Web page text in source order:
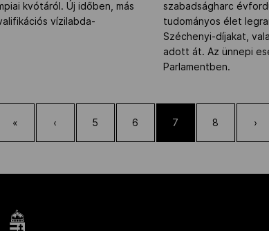
kvótáról. Új időben, más
vízilabda-
szabadságharc
tudományos élet
Széchenyi-díjakat,
adott át. Az ünnepi
Parlamentben.
« ‹ 5 6 7 8 ›